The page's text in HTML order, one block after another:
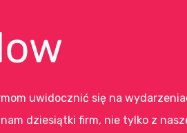
uwidocznić się na
dziesiątki firm, nie tylko z